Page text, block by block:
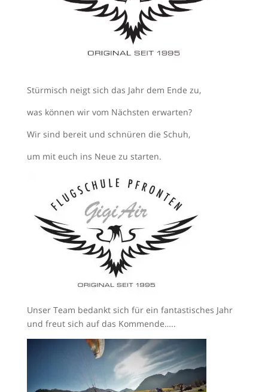
Stürmisch neigt sich das Jahr dem Ende zu,
was können wir vom Nächsten erwarten?
Wir sind bereit und schnüren die Schuh,
um mit euch ins Neue zu starten.
Unser Team bedankt sich für ein fantastisches Jahr
und freut sich auf das Kommende…..